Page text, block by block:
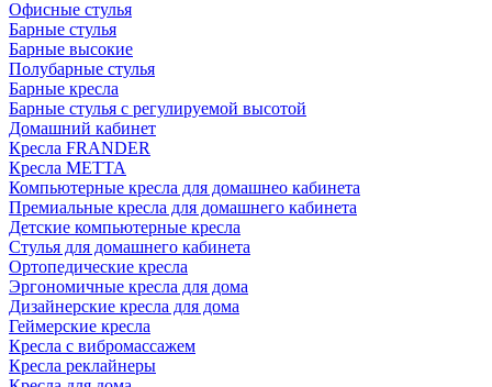
Офисные стулья
Барные стулья
Барные высокие
Полубарные стулья
Барные кресла
Барные стулья с регулируемой высотой
Домашний кабинет
Кресла FRANDER
Кресла METTA
Компьютерные кресла для домашнео кабинета
Премиальные кресла для домашнего кабинета
Детские компьютерные кресла
Стулья для домашнего кабинета
Ортопедические кресла
Эргономичные кресла для дома
Дизайнерские кресла для дома
Геймерские кресла
Кресла с вибромассажем
Кресла реклайнеры